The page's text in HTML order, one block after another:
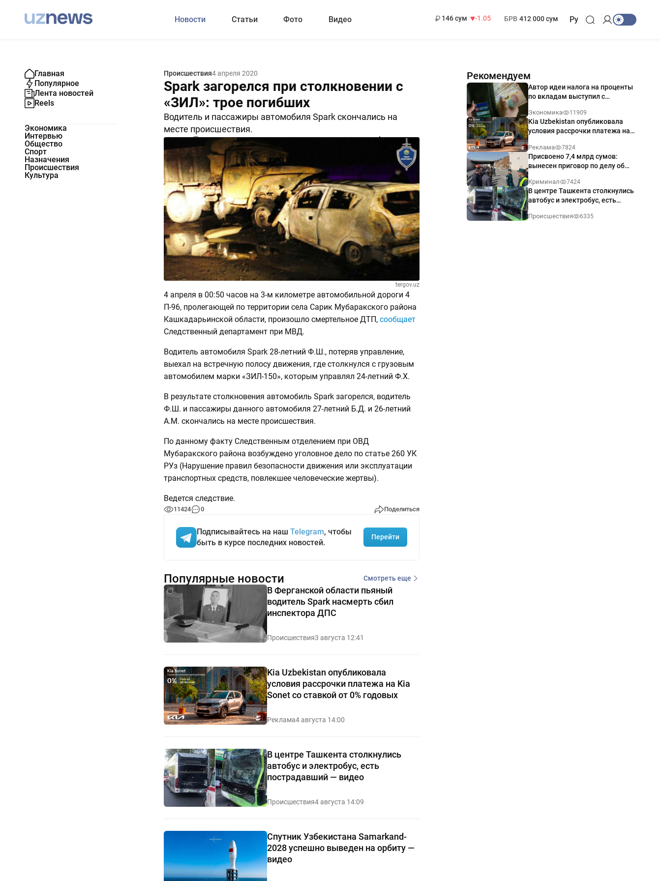
Новости Статьи Фото Видео
146 сум
-1.05
БРВ 412 000 сум Ру
Главная
Популярное
Лента новостей
Reels
Экономика
Интервью
Общество
Спорт
Назначения
Происшествия
Культура
Происшествия4 апреля 2020
Spark загорелся при столкновении с
«ЗИЛ»: трое погибших
Водитель и пассажиры автомобиля Spark скончались на
месте происшествия.
Поделиться
tergov.uz
4 апреля в 00:50 часов на 3-м километре автомобильной дороги 4
П-96, пролегающей по территории села Сарик Мубаракского района
Кашкадарьинской области, произошло смертельное ДТП, сообщает
Следственный департамент при МВД.
Водитель автомобиля Spark 28-летний Ф.Ш., потеряв управление,
выехал на встречную полосу движения, где столкнулся с грузовым
автомобилем марки «ЗИЛ-150», которым управлял 24-летний Ф.Х.
В результате столкновения автомобиль Spark загорелся, водитель
Ф.Ш. и пассажиры данного автомобиля 27-летний Б.Д. и 26-летний
А.М. скончались на месте происшествия.
По данному факту Следственным отделением при ОВД
Мубаракского района возбуждено уголовное дело по статье 260 УК
РУз (Нарушение правил безопасности движения или эксплуатации
транспортных средств, повлекшее человеческие жертвы).
Ведется следствие.
11424 0 Поделиться
Подписывайтесь на наш Telegram, чтобы
быть в курсе последних новостей.
Перейти
Рекомендуем
Автор идеи налога на проценты
по вкладам выступил с
Экономика 11909
Kia Uzbekistan опубликовала
условия рассрочки платежа на
годовых
Реклама 7824
Присвоено 7,4 млрд сумов:
вынесен приговор по делу об
Ташкенте
Криминал 7424
В центре Ташкента столкнулись
автобус и электробус, есть
Происшествия 6335
Популярные новости Смотреть еще
В Ферганской области пьяный
водитель Spark насмерть сбил
инспектора ДПС
Происшествия3 августа 12:41
Kia Uzbekistan опубликовала
условия рассрочки платежа на Kia
Sonet со ставкой от 0% годовых
Реклама4 августа 14:00
В центре Ташкента столкнулись
автобус и электробус, есть
пострадавший — видео
Происшествия4 августа 14:09
Спутник Узбекистана Samarkand-
2028 успешно выведен на орбиту —
видео